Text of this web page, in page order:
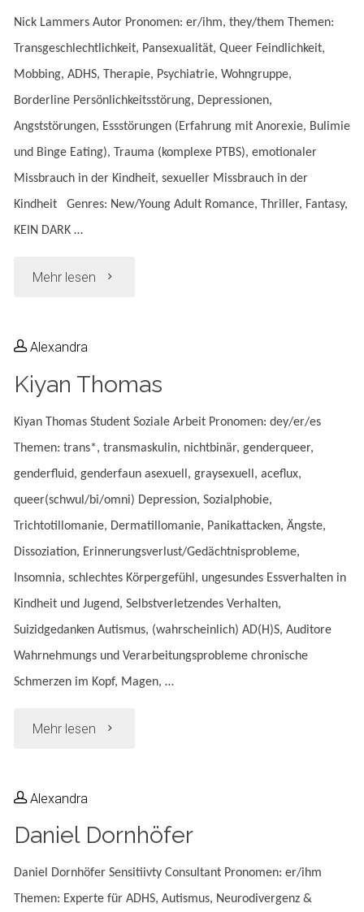
Nick Lammers Autor Pronomen: er/ihm, they/them Themen:
Transgeschlechtlichkeit, Pansexualität, Queer Feindlichkeit,
Mobbing, ADHS, Therapie, Psychiatrie, Wohngruppe,
Borderline Persönlichkeitsstörung, Depressionen,
Angststörungen, Essstörungen (Erfahrung mit Anorexie, Bulimie
und Binge Eating), Trauma (komplexe PTBS), emotionaler
Missbrauch in der Kindheit, sexueller Missbrauch in der
Kindheit Genres: New/Young Adult Romance, Thriller, Fantasy,
KEIN DARK …
Mehr lesen "Nick
Alexandra
Kiyan Thomas
Kiyan Thomas Student Soziale Arbeit Pronomen: dey/er/es
Themen: trans*, transmaskulin, nichtbinär, genderqueer,
genderfluid, genderfaun asexuell, graysexuell, aceflux,
queer(schwul/bi/omni) Depression, Sozialphobie,
Trichtotillomanie, Dermatillomanie, Panikattacken, Ängste,
Dissoziation, Erinnerungsverlust/Gedächtnisprobleme,
Insomnia, schlechtes Körpergefühl, ungesundes Essverhalten in
Kindheit und Jugend, Selbstverletzendes Verhalten,
Suizidgedanken Autismus, (wahrscheinlich) AD(H)S, Auditore
Wahrnehmungs und Verarbeitungsprobleme chronische
Schmerzen im Kopf, Magen, …
Mehr lesen "Kiyan
Alexandra
Daniel Dornhöfer
Daniel Dornhöfer Sensitiivty Consultant Pronomen: er/ihm
Themen: Experte für ADHS, Autismus, Neurodivergenz &